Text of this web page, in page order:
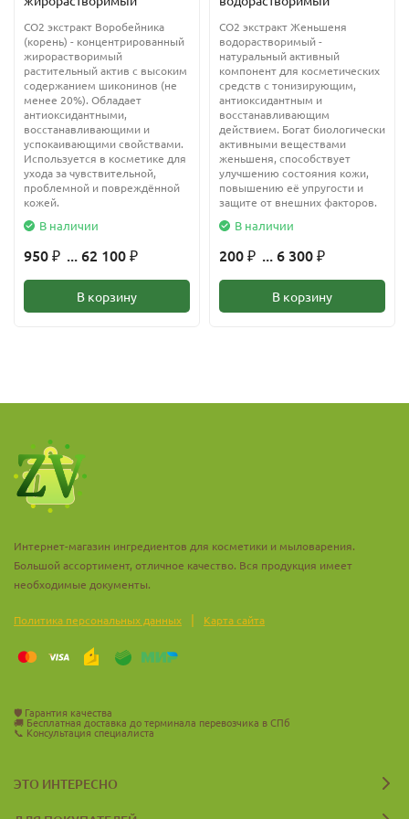
дефектом) и содержания кислот (свободные жирные
кислоты).
Жмыховое обозначает масло, полученное из отжимок с
использованием химических растворителей, обычно
гексана, и под воздействием температуры.
Оливковое маслопочти полностью состоит из ненасыщенных
жиров (жирных кислот), которые снижают уровень вредного
холестерина, не влияя на содержание полезной его
разновидности, тем самым поддерживается нормальный
Употребление масла способствует профилактике сердечно-
сосудистых заболеваний, диабета и ожирения.
сосудов, делает их более эластичными. Линолиевая кислота
координацию и зрение. Витамины A, D, E и K укрепляют
костную ткань, мышцы и клетки стенок кишечника. Фенолы
замедляют процесс старения и укрепляют иммунную систему.
сосудистых заболеваний, снижает уровень вредного
холестерина.
пр-во Испания
CO2 экстракт Воробейника
(корень) - концентрированный
жирорастворимый
растительный актив с высоким
содержанием шиконинов (не
менее 20%). Обладает
антиоксидантными,
восстанавливающими и
успокаивающими свойствами.
Используется в косметике для
ухода за чувствительной,
проблемной и повреждённой
кожей.
В наличии
950 ₽ ... 62 100 ₽
В корзину
СО2 экстракт Женьшеня
водорастворимый -
натуральный активный
компонент для косметических
средств с тонизирующим,
антиоксидантным и
восстанавливающим
действием. Богат биологически
активными веществами
женьшеня, способствует
улучшению состояния кожи,
повышению её упругости и
защите от внешних факторов.
В наличии
200 ₽ ... 6 300 ₽
В корзину
Интернет-магазин ингредиентов для косметики и мыловарения.
Большой ассортимент, отличное качество. Вся продукция имеет
необходимые документы.
Политика персональных данных | Карта сайта
🛡️ Гарантия качества
🚚 Бесплатная доставка до терминала перевозчика в СПб
📞 Консультация специалиста
ЭТО ИНТЕРЕСНО